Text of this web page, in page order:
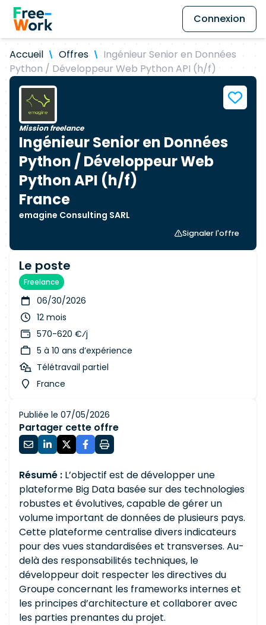
Connexion
Accueil Offres
Ingénieur Senior en Données
Python / Développeur Web Python API (h/f)
Mission freelance
Ingénieur Senior en Données
Python / Développeur Web
Python API (h/f)
France
emagine Consulting SARL
Signaler l'offre
Le poste
Freelance
06/30/2026
12 mois
570-620 €⁄j
5 à 10 ans d’expérience
Télétravail partiel
France
Publiée le 07/05/2026
Partager cette offre
Résumé : L’objectif est de développer une
plateforme Big Data basée sur des technologies
robustes et évolutives, capable de gérer un
volume important de données de plusieurs pays.
Cette plateforme centralise divers indicateurs
pour des vues standardisées et transverses. Au-
delà des responsabilités techniques, le
développeur doit respecter les directives du
Groupe concernant les frameworks internes et
les principes d’architecture et collaborer avec
les parties prenantes du projet.